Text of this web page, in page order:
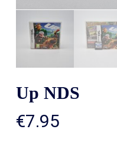
Up NDS
€7.95